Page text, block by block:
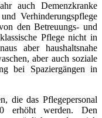
auch Demenzkranke
Verhinderungspflege
den Betreuungs- und
Pflege nicht in
aber haushaltsnahe
aber auch soziale
bei Spaziergängen in
die das Pflegepersonal
erhöht werden. Den